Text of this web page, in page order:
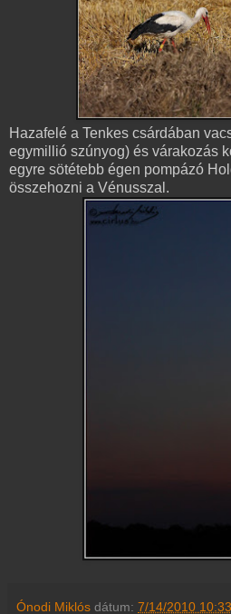
Hazafelé a Tenkes csárdában
egymillió szúnyog) és várakozás
egyre sötétebb égen pompázó
összehozni a Vénusszal.
Ónodi Miklós dátum: 7/14/2010